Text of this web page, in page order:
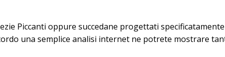
Piccanti oppure succedane progettati
una semplice analisi internet ne potrete mostrare